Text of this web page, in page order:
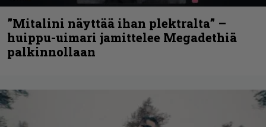
”Mitalini näyttää ihan plektralta” –
huippu-uimari jamittelee Megadethiä
palkinnollaan